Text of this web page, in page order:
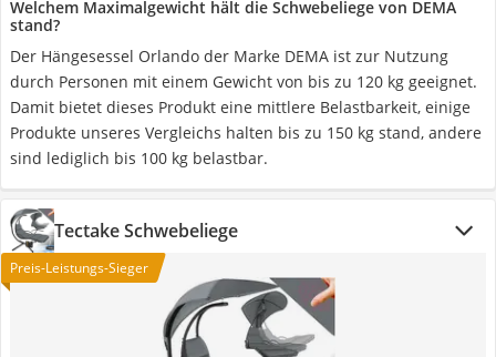
Welchem Maximalgewicht hält die Schwebeliege von DEMA
stand?
Der Hängesessel Orlando der Marke DEMA ist zur Nutzung
durch Personen mit einem Gewicht von bis zu 120 kg geeignet.
Damit bietet dieses Produkt eine mittlere Belastbarkeit, einige
Produkte unseres Vergleichs halten bis zu 150 kg stand, andere
sind lediglich bis 100 kg belastbar.
Tectake Schwebeliege
Preis-Leistungs-Sieger